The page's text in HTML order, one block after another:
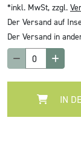
*inkl. MwSt, zzgl.
Der Versand auf
Der Versand in
IN